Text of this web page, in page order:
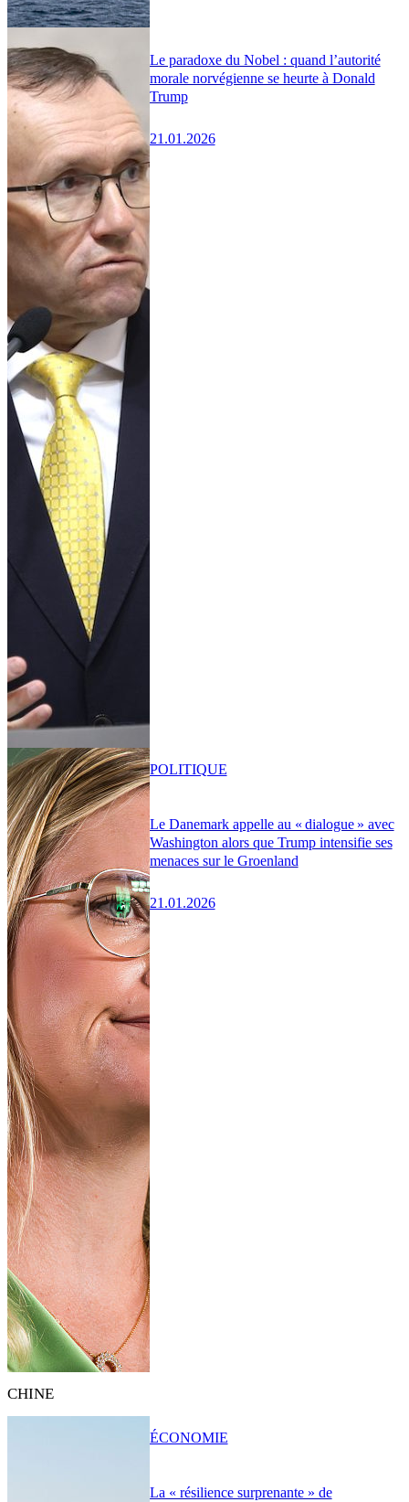
Le paradoxe du Nobel : quand l’autorité
morale norvégienne se heurte à Donald
Trump
21.01.2026
Le Danemark appelle au « dialogue » avec
Washington alors que Trump intensifie ses
menaces sur le Groenland
21.01.2026
POLITIQUE
CHINE
La « résilience surprenante » de
ÉCONOMIE